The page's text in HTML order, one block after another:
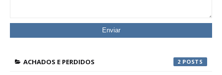
ACHADOS E PERDIDOS 2